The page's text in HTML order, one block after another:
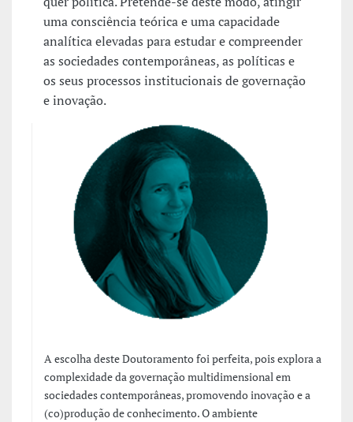
uma consciência teórica e uma capacidade
analítica elevadas para estudar e compreender
as sociedades contemporâneas, as políticas e
os seus processos institucionais de governação
e inovação.
A escolha deste Doutoramento foi perfeita, pois explora a
complexidade da governação multidimensional em
sociedades contemporâneas, promovendo inovação e a
(co)produção de conhecimento. O ambiente